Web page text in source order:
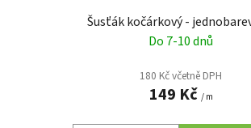
Šusťák kočárkový -
Do 7-10 dnů
180 Kč včetně DPH
149 Kč / m